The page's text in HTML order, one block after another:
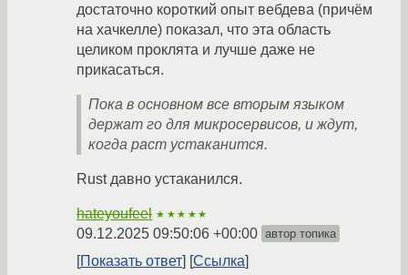
достаточно короткий опыт вебдева (причём
на хачкелле) показал, что эта область
целиком проклята и лучше даже не
прикасаться.
Пока в основном все вторым языком
держат го для микросервисов, и ждут,
когда раст устаканится.
Rust давно устаканился.
hateyoufeel ★★★★★
09.12.2025 09:50:06 +00:00 автор топика
Показать ответ Ссылка